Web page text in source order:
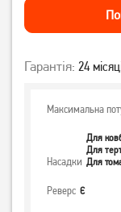
Гарантія: 24
Максимальна
Насадки
Для
Для
Для
Реверс Є